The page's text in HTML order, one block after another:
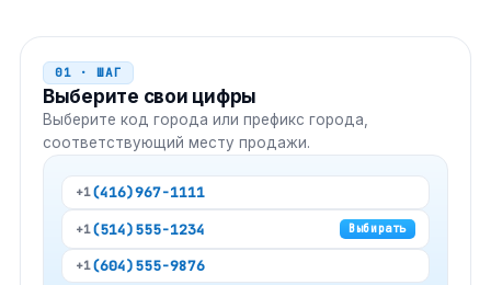
01 · ШАГ
Выберите свои цифры
Выберите код города или префикс города,
соответствующий месту продажи.
+1(416)967-1111
+1(514)555-1234 Выбирать
+1(604)555-9876